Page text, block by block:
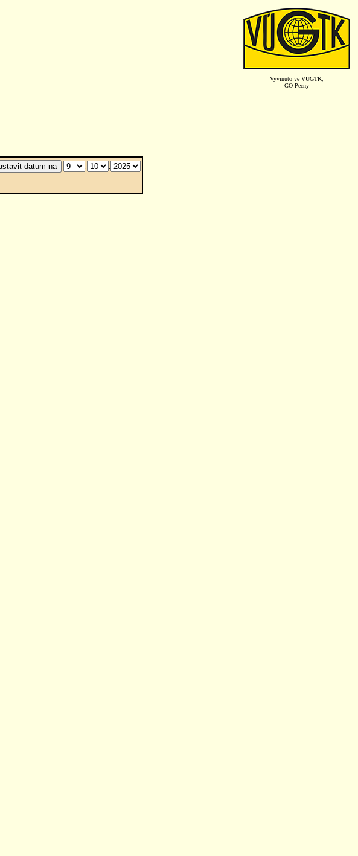
Vyvinuto ve VUGTK,
GO Pecny
. .